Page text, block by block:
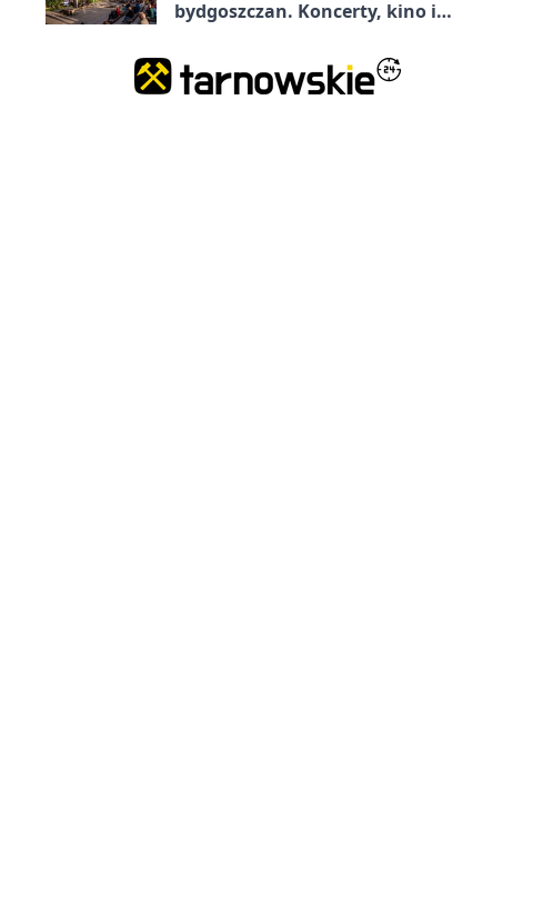
bydgoszczan. Koncerty, kino i